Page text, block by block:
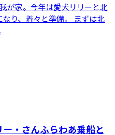
が家。今年は愛犬リリーと北
り、着々と準備。 まずは北
・さんふらわあ乗船と